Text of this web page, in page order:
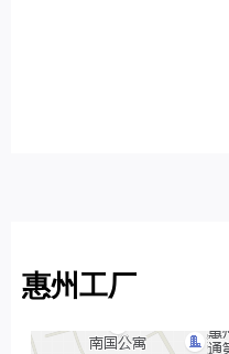
惠州工厂